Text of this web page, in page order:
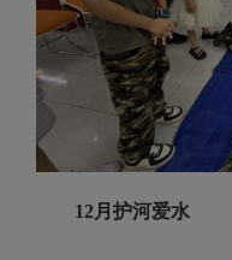
12月护河爱水